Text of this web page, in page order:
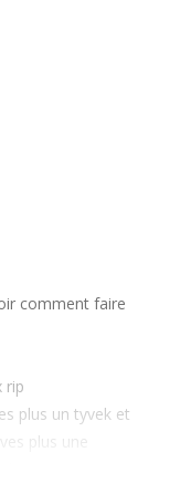
comment faire
rip
plus un tyvek et
plus une